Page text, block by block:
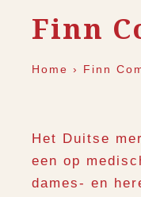
Finn
Home › Finn
Het Duitse
een op
dames- en